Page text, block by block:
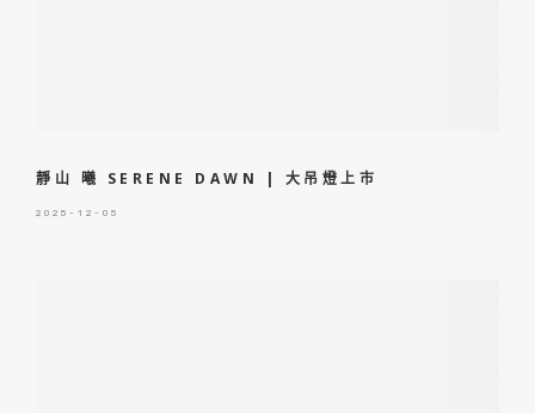
靜山 曦 SERENE DAWN | 大吊燈上市
2025-12-05